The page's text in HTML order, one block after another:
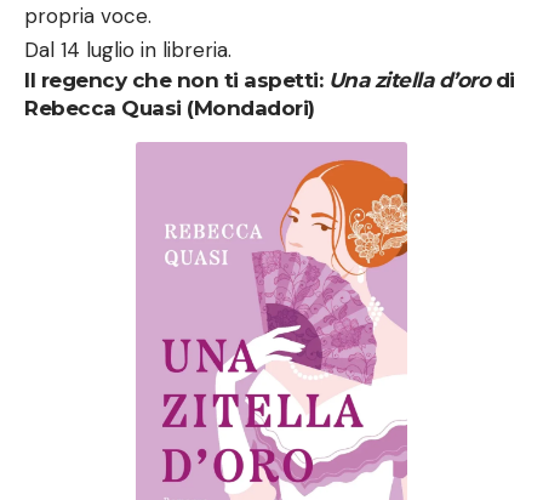
propria voce.
Dal 14 luglio in libreria.
Il regency che non ti aspetti: Una zitella d’orodi
Rebecca Quasi (Mondadori)